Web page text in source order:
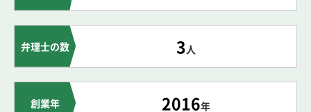
弁理士の数 3人
創業年 2016年